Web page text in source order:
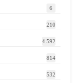
6
210
4.592
814
532